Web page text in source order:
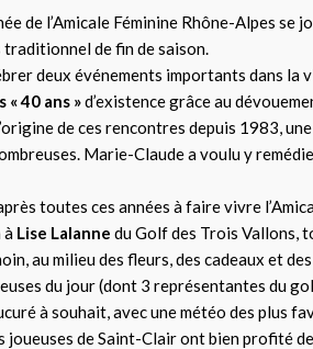
de l’Amicale Féminine Rhône-Alpes se
de fin de saison.
deux événements importants dans la
40 ans »d’existence grâce au
de ces rencontres depuis 1983,
Marie-Claude a voulu y
toutes ces années à faire vivre
à Lise Lalanne du Golf des Trois Vallons,
au milieu des fleurs, des cadeaux et
du jour (dont 3 représentantes du
à souhait, avec une météo des plus
de Saint-Clair ont bien profité